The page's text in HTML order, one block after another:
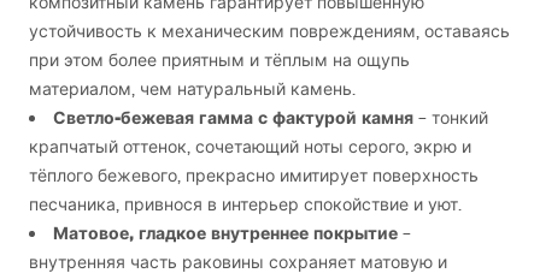
устойчивость к механическим повреждениям, оставаясь
при этом более приятным и тёплым на ощупь
материалом, чем натуральный камень.
Светло-бежевая гамма с фактурой камня – тонкий
крапчатый оттенок, сочетающий ноты серого, экрю и
тёплого бежевого, прекрасно имитирует поверхность
песчаника, привнося в интерьер спокойствие и уют.
Матовое, гладкое внутреннее покрытие –
внутренняя часть раковины сохраняет матовую и